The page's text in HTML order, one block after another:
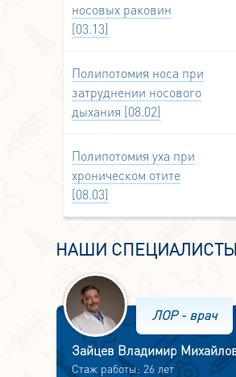
носовых раковин
[03.13]
Полипотомия носа при
затруднении носового
дыхания [08.02]
Полипотомия уха при
хроническом отите
[08.03]
НАШИ СПЕЦИАЛИСТЫ
ЛОР - врач
Зайцев Владимир
Стаж работы: 26 лет